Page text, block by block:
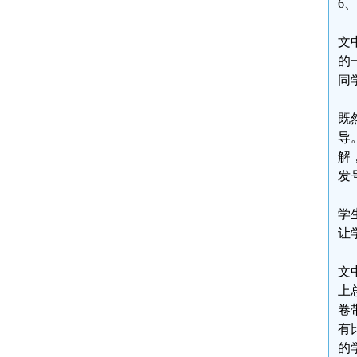
6
文
的
同
既
导
解
发
学
让
文
卷
有
的